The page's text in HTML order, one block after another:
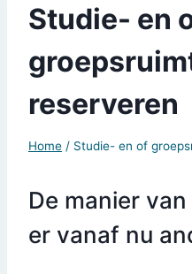
Studie- en
reserveren
Home / Studie- en of
De manier
er vanaf nu